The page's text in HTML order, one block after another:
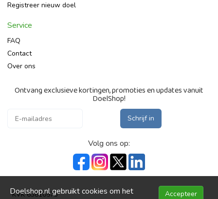
Registreer nieuw doel
Service
FAQ
Contact
Over ons
Ontvang exclusieve kortingen, promoties en updates vanuit
DoelShop!
Schrijf in
Volg ons op:
KVK 63810573 Accepteer
Doelshop.nl gebruikt cookies om het